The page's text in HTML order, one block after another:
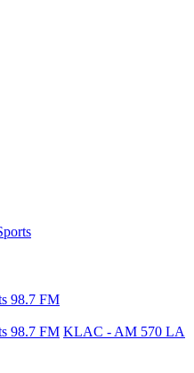
98.7 FM
98.7 FM KLAC - AM 570 LA